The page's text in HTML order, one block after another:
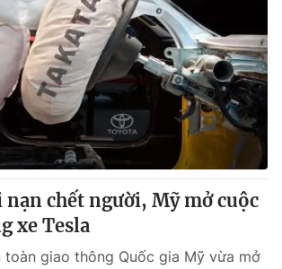
nạn chết người, Mỹ mở cuộc
xe Tesla
toàn giao thông Quốc gia Mỹ vừa mở